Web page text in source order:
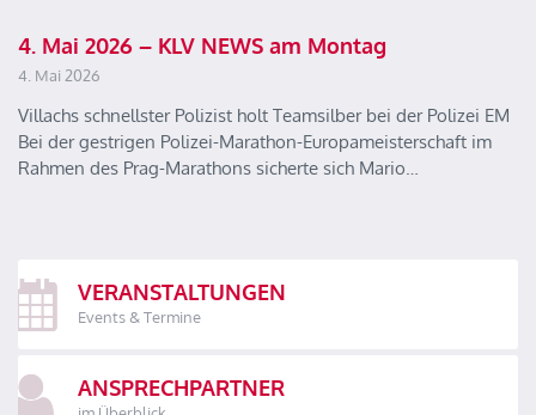
4. Mai 2026 – KLV NEWS am Montag
4. Mai 2026
Villachs schnellster Polizist holt Teamsilber bei der Polizei EM
Bei der gestrigen Polizei-Marathon-Europameisterschaft im
Rahmen des Prag-Marathons sicherte sich Mario…
VERANSTALTUNGEN
Events & Termine
ANSPRECHPARTNER